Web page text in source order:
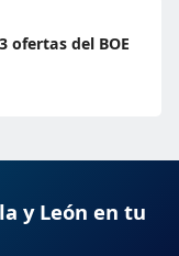
ofertas del BOE
y León en tu